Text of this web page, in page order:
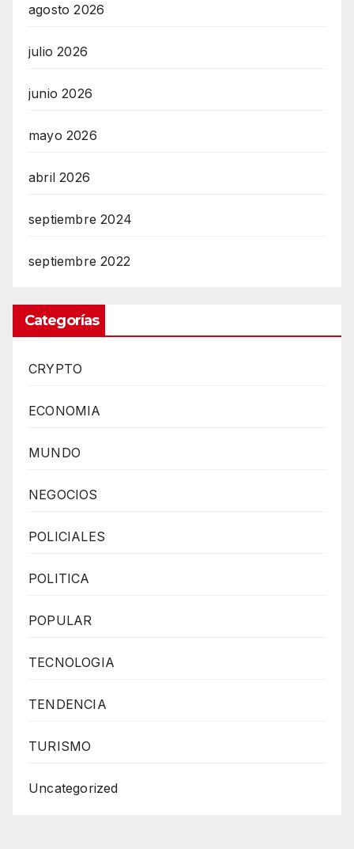
agosto 2026
julio 2026
junio 2026
mayo 2026
abril 2026
septiembre 2024
septiembre 2022
Categorías
CRYPTO
ECONOMIA
MUNDO
NEGOCIOS
POLICIALES
POLITICA
POPULAR
TECNOLOGIA
TENDENCIA
TURISMO
Uncategorized